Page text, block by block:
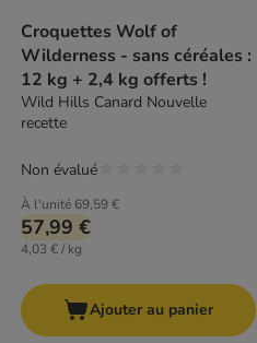
Croquettes Wolf of
Wilderness - sans céréales :
12 kg + 2,4 kg offerts !
Wild Hills Canard Nouvelle
recette
À l'unité 69,59 €
57,99 €
4,03 € / kg
Non évalué
Ajouter au panier